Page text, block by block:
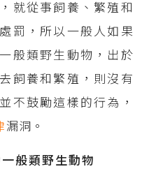
就從事飼養、繁殖和
罰，所以一般人如果
般類野生動物，出於
飼養和繁殖，則沒有
不鼓勵這樣的行為，
漏洞。
般類野生動物